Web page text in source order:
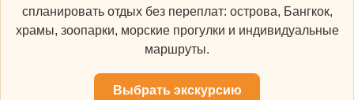
спланировать отдых без переплат: острова, Бангкок,
храмы, зоопарки, морские прогулки и индивидуальные
маршруты.
Выбрать экскурсию